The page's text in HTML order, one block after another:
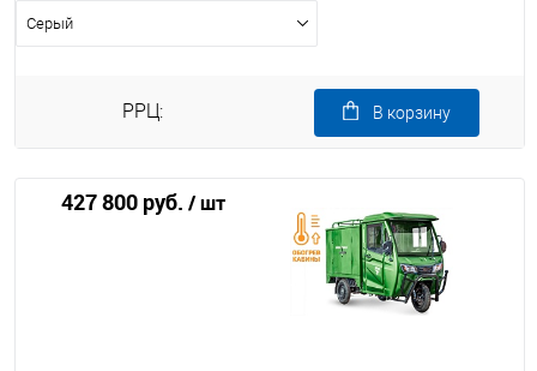
Серый
РРЦ:
427 800 руб. / шт
В корзину